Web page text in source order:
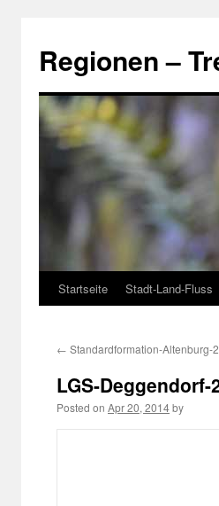
content
Regionen –
Startseite Stadt-Land-Fluss
← Standardformation-Altenburg-
LGS-Deggendorf-
Posted on Apr 20, 2014by